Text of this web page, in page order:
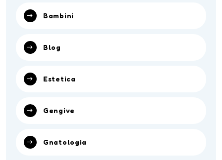
Bambini
Blog
Estetica
Gengive
Gnatologia